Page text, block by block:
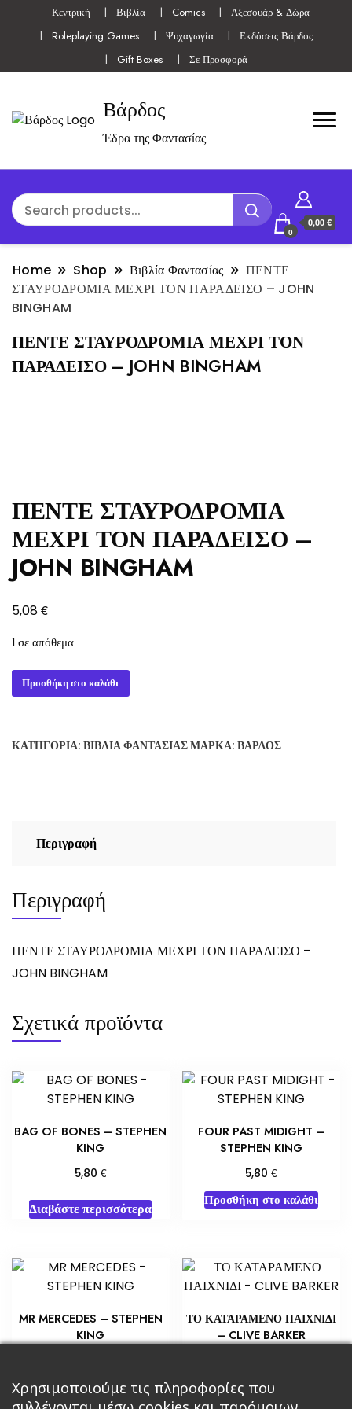
Κεντρική Βιβλία Comics
Αξεσουάρ & Δώρα
Roleplaying Games
Ψυχαγωγία
Εκδόσεις Βάρδος
Gift Boxes
Σε Προσφορά
Βάρδος
Έδρα της Φαντασίας
0
0,00 €
Home Shop Βιβλία Φαντασίας
ΠΕΝΤΕ
ΣΤΑΥΡΟΔΡΟΜΙΑ ΜΕΧΡΙ ΤΟΝ ΠΑΡΑΔΕΙΣΟ – JOHN
BINGHAM
ΠΕΝΤΕ ΣΤΑΥΡΟΔΡΟΜΙΑ ΜΕΧΡΙ ΤΟΝ
ΠΑΡΑΔΕΙΣΟ – JOHN BINGHAM
ΠΕΝΤΕ ΣΤΑΥΡΟΔΡΟΜΙΑ
ΜΕΧΡΙ ΤΟΝ ΠΑΡΑΔΕΙΣΟ –
JOHN BINGHAM
5,08€
1 σε απόθεμα
ΠΕΝΤΕ
ΣΤΑΥΡΟΔΡΟΜΙΑ
ΠΑΡΑΔΕΙΣΟ
Προσθήκη στο καλάθι
ΚΑΤΗΓΟΡΊΑ: ΒΙΒΛΊΑ ΦΑΝΤΑΣΊΑΣΜΆΡΚΑ: ΒΆΡΔΟΣ
Περιγραφή
Περιγραφή
ΠΕΝΤΕ ΣΤΑΥΡΟΔΡΟΜΙΑ ΜΕΧΡΙ ΤΟΝ ΠΑΡΑΔΕΙΣΟ –
JOHN BINGHAM
Σχετικά προϊόντα
BAG OF BONES – STEPHEN
KING
5,80 €
Διαβάστε περισσότερα
FOUR PAST MIDIGHT –
STEPHEN KING
5,80€
Προσθήκη στο καλάθι
MR MERCEDES – STEPHEN
KING
Προσθήκη στο καλάθι
ΤΟ ΚΑΤΑΡΑΜΕΝΟ ΠΑΙΧΝΙΔΙ
– CLIVE BARKER
Προσθήκη στο καλάθι
Χρησιμοποιούμε τις πληροφορίες που